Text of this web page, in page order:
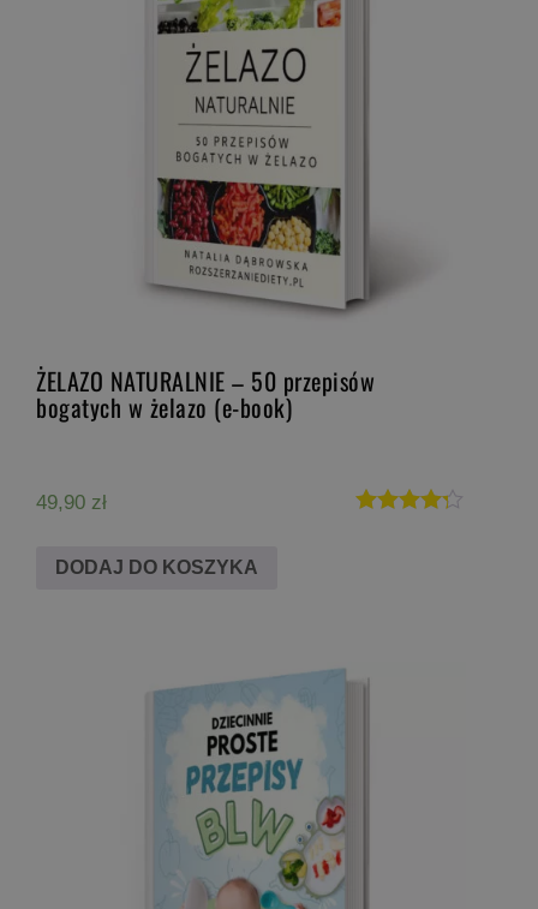
ŻELAZO NATURALNIE – 50 przepisów
bogatych w żelazo (e-book)
49,90 zł
DODAJ DO KOSZYKA